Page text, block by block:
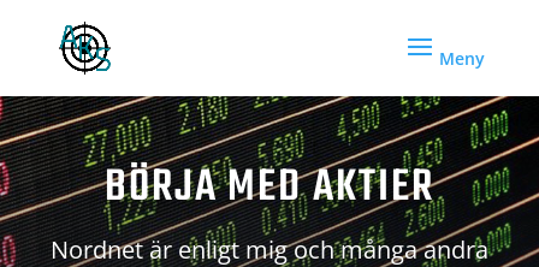
BÖRJA MED AKTIER
Nordnet är enligt mig och många andra